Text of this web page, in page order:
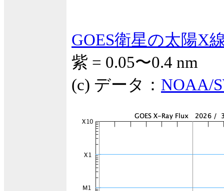
GOES衛星の太陽X
紫 = 0.05〜0.4 nm
(c) データ： NOAA/